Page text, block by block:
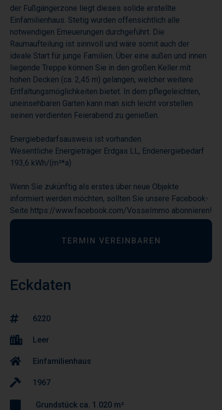
der Fußgängerzone liegt dieses solide erstellte
Einfamilienhaus. Stetig wurden offensichtlich alle
notwendigen Erneuerungen durchgeführt. Die
Raumaufteilung ist sinnvoll und wäre somit auch der
ideale Start für junge Familien. Über eine außen und innen
liegende Treppe können Sie in den großen Keller mit
hohen Decken (ca. 2,45 m) gelangen, welcher weitere
Entfaltungsmöglichkeiten bietet. In dem pflegeleichten,
uneinsehbaren Garten kann man sich leicht vorstellen
seinen verdienten Feierabend zu genießen.
Energiebedarfsausweis ist vorhanden.
Wesentliche Energieträger Erdgas LL, Endenergiebedarf
193,6 kWh/(m²*a)
Wenn Sie zukünftig als erstes über neue Objekte
informiert werden möchten, sollten Sie unsere Facebook-
Seite https://www.facebook.com/VosseImmo abonnieren!
TERMIN VEREINBAREN
Eckdaten
6220
Leer
Einfamilienhaus
1967
Grundstück ca. 1.020 m²